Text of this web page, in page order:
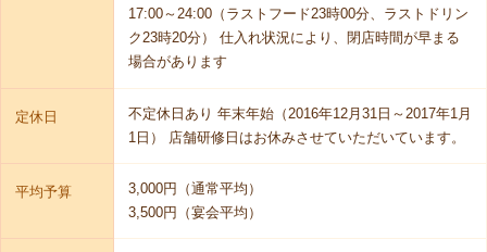
17:00～24:00（ラストフード23時00分、ラストドリン
ク23時20分） 仕入れ状況により、閉店時間が早まる
場合があります
定休日
不定休日あり 年末年始（2016年12月31日～2017年1月
1日） 店舗研修日はお休みさせていただいています。
平均予算
3,000円（通常平均）
3,500円（宴会平均）